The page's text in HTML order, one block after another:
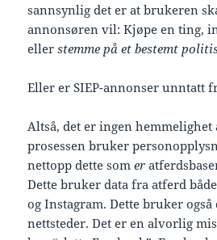
sannsynlig det er at brukeren
annonsøren vil: Kjøpe en ting,
ellerstemme på et bestemt
Eller er SIEP-annonser unntatt
Altså, det er ingen hemmelighet
prosessen bruker
nettopp dette somer
Dette bruker data fra atferd
og Instagram. Dette bruker
nettsteder. Det er en alvorlig